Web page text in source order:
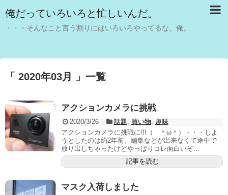
俺だっていろいろと忙しいんだ。
・・・そんなこと言う割りにはいろいろやってるな、俺。
「 2020年03月 」一覧
アクションカメラに挑戦
2020/3/26 話題 買い物
趣味
アクションカメラに挑戦に!!!（ ＾ω＾）・・・しよ
うとしたのは約2年前。編集などが出来なくて途中で
放り出しちゃったけどやっぱりコレ面白いぞ...
記事を読む
マスク入荷しました